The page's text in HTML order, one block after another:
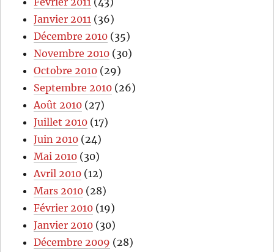
Janvier 2011 (36)
Décembre 2010 (35)
Novembre 2010 (30)
Octobre 2010 (29)
Septembre 2010 (26)
Août 2010 (27)
Juillet 2010 (17)
Juin 2010 (24)
Mai 2010 (30)
Avril 2010 (12)
Mars 2010 (28)
Février 2010 (19)
Janvier 2010 (30)
Décembre 2009 (28)